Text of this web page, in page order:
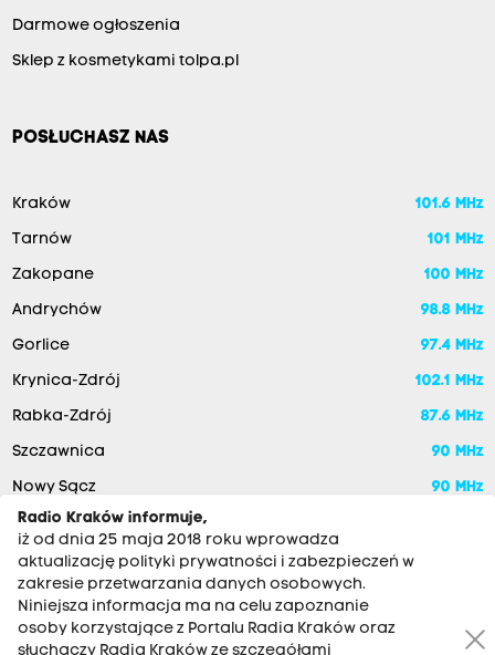
Darmowe ogłoszenia
Sklep z kosmetykami tolpa.pl
POSŁUCHASZ NAS
Kraków 101.6 MHz
Tarnów 101 MHz
Zakopane 100 MHz
Andrychów 98.8 MHz
Gorlice 97.4 MHz
Krynica-Zdrój 102.1 MHz
Rabka-Zdrój 87.6 MHz
Szczawnica 90 MHz
Nowy Sącz
90 MHz
Radio Kraków informuje,
iż od dnia 25 maja 2018 roku wprowadza
aktualizację polityki prywatności i zabezpieczeń w
zakresie przetwarzania danych osobowych.
Niniejsza informacja ma na celu zapoznanie
osoby korzystające z Portalu Radia Kraków oraz
słuchaczy Radia Kraków ze szczegółami